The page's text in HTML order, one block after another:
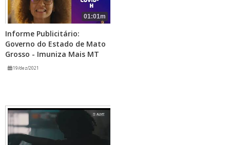
01:01m
Informe Publicitário:
Governo do Estado de Mato
Grosso - Imuniza Mais MT
19/dez/2021